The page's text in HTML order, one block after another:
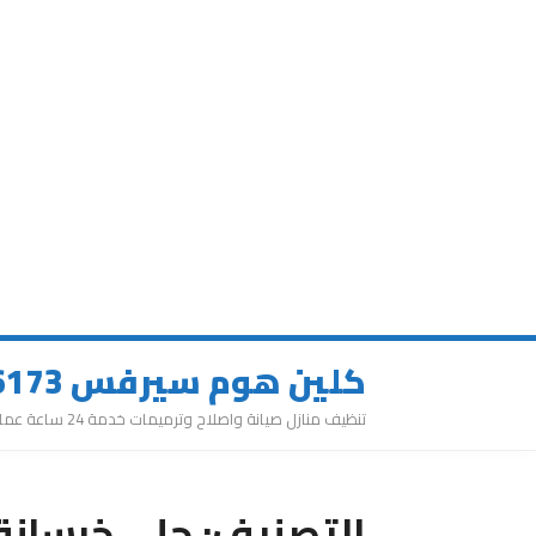
كلين هوم سيرفس 0543626173
تنظيف منازل صيانة واصلاح وترميمات خدمة 24 ساعة عمالة مميزة